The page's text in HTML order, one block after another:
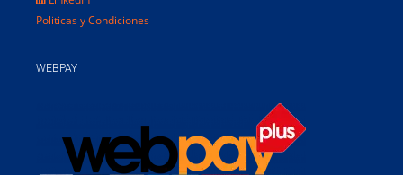
Politicas y Condiciones
WEBPAY